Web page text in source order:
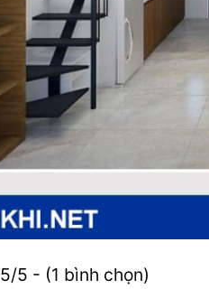
5/5 - (1 bình chọn)